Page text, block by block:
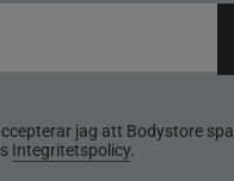
jag att Bodystore
Integritetspolicy.